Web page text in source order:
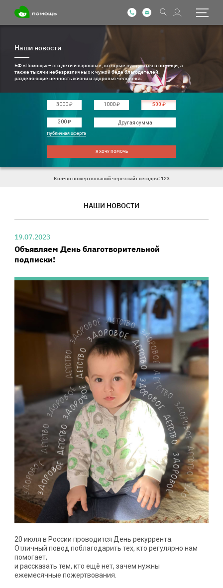
Наши новости
БФ «Помощь» – это дети и взрослые, которые нуждаются в помощи, а
также тысячи небезразличных к чужой беде благодетелей,
разделяющие ценность жизни и здоровья человека.
3000 ₽ 1000 ₽ 500 ₽
300 ₽ Введите другую сумму
Публичная оферта
Я ХОЧУ ПОМОЧЬ
Кол-во пожертвований через сайт сегодня: 123
НАШИ НОВОСТИ
19.07.2023
Объявляем День благотворительной
подписки!
20 июля в России проводится День рекуррента.
Отличный повод поблагодарить тех, кто регулярно нам
помогает,
и рассказать тем, кто ещё нет, зачем нужны
ежемесячные пожертвования.